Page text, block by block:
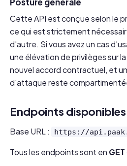
Cette API est conçue selon le
ce qui est strictement
d'autre. Si vous avez un cas
une élévation de privilèges sur
nouvel accord contractuel, et
d'attaque reste
Endpoints disponibles
Base URL : https://
Tous les endpoints sont en GET